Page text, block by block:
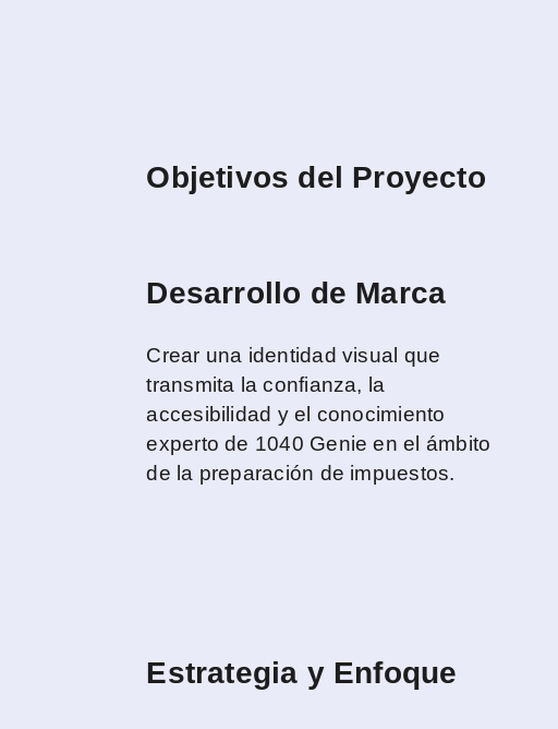
Objetivos del Proyecto
Desarrollo de Marca
Crear una identidad visual que
transmita la confianza, la
accesibilidad y el conocimiento
experto de 1040 Genie en el ámbito
de la preparación de impuestos.
Estrategia y Enfoque